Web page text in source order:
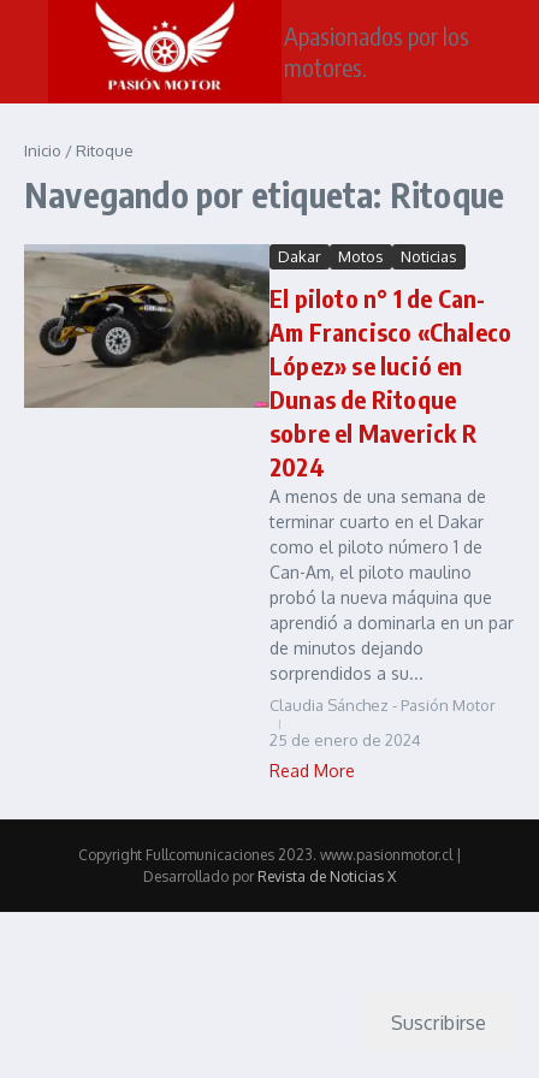
Saltar al contenido
Apasionados por los
motores.
Inicio / Ritoque
Navegando por etiqueta: Ritoque
Dakar Motos Noticias
El piloto n° 1 de Can-
Am Francisco «Chaleco
López» se lució en
Dunas de Ritoque
sobre el Maverick R
2024
A menos de una semana de
terminar cuarto en el Dakar
como el piloto número 1 de
Can-Am, el piloto maulino
probó la nueva máquina que
aprendió a dominarla en un par
de minutos dejando
sorprendidos a su...
Claudia Sánchez - Pasión Motor
25 de enero de 2024
Read More
Copyright Fullcomunicaciones 2023. www.pasionmotor.cl |
Desarrollado por Revista de Noticias X
Suscribirse